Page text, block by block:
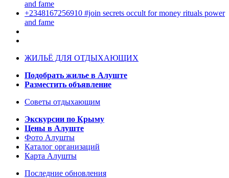
and fame
+2348167256910 #join secrets occult for money rituals power
and fame
ЖИЛЬЁ ДЛЯ ОТДЫХАЮЩИХ
Подобрать жилье в Алуште
Разместить объявление
Советы отдыхающим
Экскурсии по Крыму
Цены в Алуште
Фото Алушты
Каталог организаций
Карта Алушты
Последние обновления